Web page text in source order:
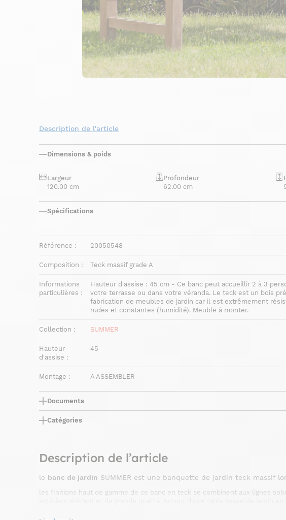
Description de l'article
Dimensions & poids
Largeur
120.00 cm
Profondeur
62.00 cm
Spécifications
Référence : 20050548
Composition : Teck massif grade A
Informations
particulières :
Hauteur d'assise : 45 cm - Ce banc peut accueillir 2 à 3
votre terrasse ou dans votre véranda. Le teck est un bois
fabrication de meubles de jardin car il est extrêmement
rudes et constantes (humidité). Meuble à monter.
Collection : SUMMER
Hauteur
d'assise :
45
Montage : A ASSEMBLER
Documents
Catégories
Description de l’article
le banc de jardin SUMMER est une banquette de jardin teck massif
les finitions haut de gamme de ce banc en teck se combinent aux lignes